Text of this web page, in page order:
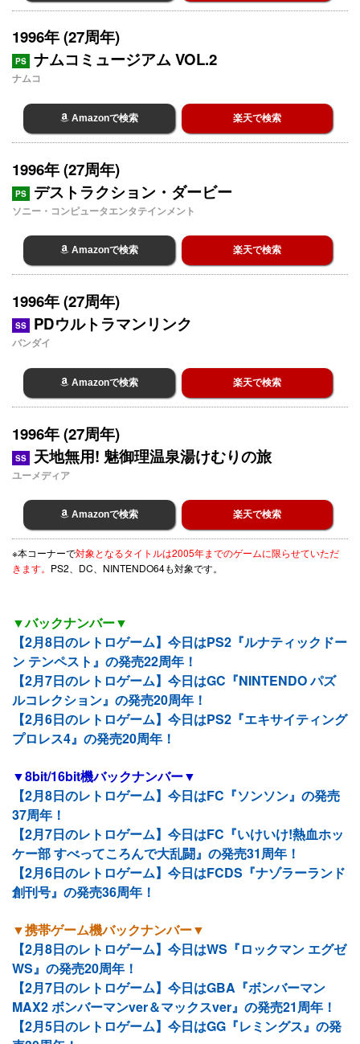
1996年 (27周年)
PS ナムコミュージアム VOL.2
ナムコ
Amazonで検索 楽天で検索
1996年 (27周年)
PS デストラクション・ダービー
ソニー・コンピュータエンタテインメント
Amazonで検索 楽天で検索
1996年 (27周年)
SS PDウルトラマンリンク
バンダイ
Amazonで検索 楽天で検索
1996年 (27周年)
SS 天地無用! 魅御理温泉湯けむりの旅
ユーメディア
Amazonで検索 楽天で検索
※本コーナーで対象となるタイトルは2005年までのゲームに限らせていただ
きます。 PS2、DC、NINTENDO64も対象です。
▼バックナンバー▼
【2月8日のレトロゲーム】今日はPS2『ルナティックドー
ン テンペスト』の発売22周年！
【2月7日のレトロゲーム】今日はGC『NINTENDO パズ
ルコレクション』の発売20周年！
【2月6日のレトロゲーム】今日はPS2『エキサイティング
プロレス4』の発売20周年！
▼8bit/16bit機バックナンバー▼
【2月8日のレトロゲーム】今日はFC『ソンソン』の発売
37周年！
【2月7日のレトロゲーム】今日はFC『いけいけ!熱血ホッ
ケー部 すべってころんで大乱闘』の発売31周年！
【2月6日のレトロゲーム】今日はFCDS『ナゾラーランド
創刊号』の発売36周年！
▼携帯ゲーム機バックナンバー▼
【2月8日のレトロゲーム】今日はWS『ロックマン エグゼ
WS』の発売20周年！
【2月7日のレトロゲーム】今日はGBA『ボンバーマン
MAX2 ボンバーマンver＆マックスver』の発売21周年！
【2月5日のレトロゲーム】今日はGG『レミングス』の発